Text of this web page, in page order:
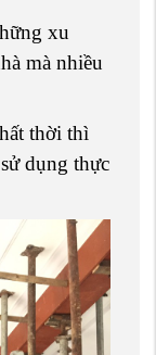
xu
mà nhiều
thời thì
dụng thực